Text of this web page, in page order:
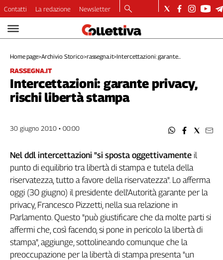
Video
Dirette
Longform
Copertine
Economia
Ambiente
Welfare
Italia
Internazionale
Culture
Categorie
Filcams
Filctem
Fillea
Contatti La redazione Newsletter
Home page>Archivio Storico>rassegna.it>Intercettazioni: garante...
RASSEGNA.IT
Intercettazioni: garante privacy,
rischi libertà stampa
30 giugno 2010 • 00:00
Nel ddl intercettazioni "si sposta oggettivamente il
punto di equilibrio tra libertà di stampa e tutela della
riservatezza, tutto a favore della riservatezza". Lo afferma
oggi (30 giugno) il presidente dell'Autorità garante per la
privacy, Francesco Pizzetti, nella sua relazione in
Parlamento. Questo "può giustificare che da molte parti si
affermi che, così facendo, si pone in pericolo la libertà di
stampa", aggiunge, sottolineando comunque che la
preoccupazione per la libertà di stampa presenta "un